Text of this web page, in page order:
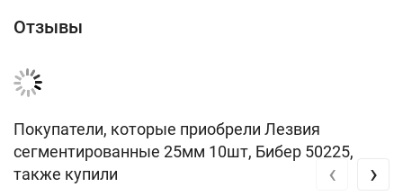
Отзывы
Покупатели, которые приобрели Лезвия
сегментированные 25мм 10шт, Бибер 50225,
также купили
‹ ›